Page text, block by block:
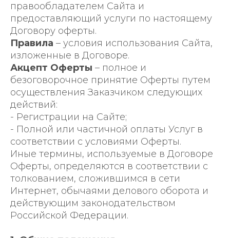
правообладателем Сайта и
предоставляющий услуги по настоящему
Договору оферты.
Правила – условия использования Сайта,
изложенные в Договоре.
Акцепт Оферты – полное и
безоговорочное принятие Оферты путем
осуществления Заказчиком следующих
действий:
- Регистрации на Сайте;
- Полной или частичной оплаты Услуг в
соответствии с условиями Оферты.
Иные термины, используемые в Договоре
Оферты, определяются в соответствии с
толкованием, сложившимся в сети
Интернет, обычаями делового оборота и
действующим законодательством
Российской Федерации.